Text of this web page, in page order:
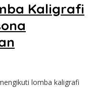
Kaligrafi
lomba kaligrafi